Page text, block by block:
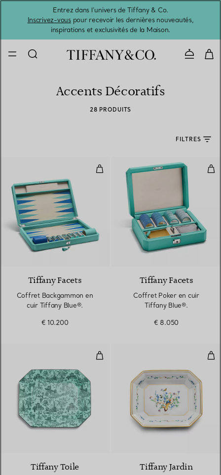
Entrez dans l’univers de Tiffany & Co.
Inscrivez-vouspour recevoir les dernières nouveautés,
inspirations et exclusivités de la Maison.
Accents Décoratifs
28 PRODUITS
FILTRES
Coffret Backgammon en cuir
Tiffany Facets
Coffret Backgammon en
cuir Tiffany Blue®.
€ 10.200
Tiffany Facets
Coffret Poker en cuir
Tiffany Blue®.
€ 8.050
Vide-poches en porcelaine
Tiffany Toile Tiffany Jardin